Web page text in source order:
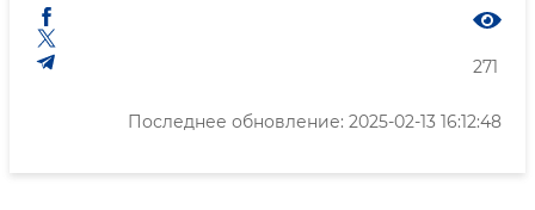
271
Последнее обновление: 2025-02-13 16:12:48